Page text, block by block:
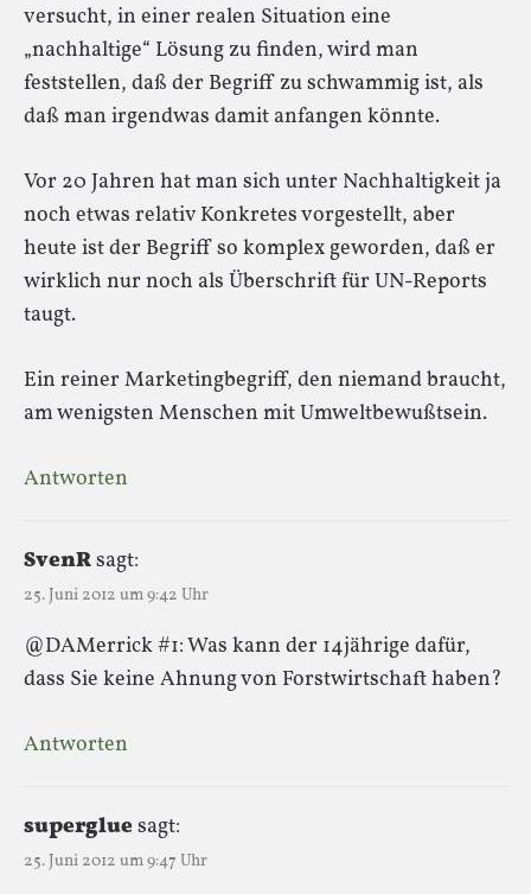
versucht, in einer realen Situation eine
„nachhaltige“ Lösung zu finden, wird man
feststellen, daß der Begriff zu schwammig ist, als
daß man irgendwas damit anfangen könnte.
Vor 20 Jahren hat man sich unter Nachhaltigkeit ja
noch etwas relativ Konkretes vorgestellt, aber
heute ist der Begriff so komplex geworden, daß er
wirklich nur noch als Überschrift für UN-Reports
taugt.
Ein reiner Marketingbegriff, den niemand braucht,
am wenigsten Menschen mit Umweltbewußtsein.
Antworten
SvenRsagt:
25. Juni 2012 um 9:42 Uhr
@DAMerrick #1: Was kann der 14jährige dafür,
dass Sie keine Ahnung von Forstwirtschaft haben?
Antworten
supergluesagt:
25. Juni 2012 um 9:47 Uhr